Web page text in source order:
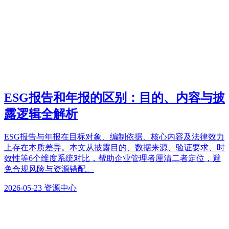
ESG报告和年报的区别：目的、内容与披
露逻辑全解析
ESG报告与年报在目标对象、编制依据、核心内容及法律效力
上存在本质差异。本文从披露目的、数据来源、验证要求、时
效性等6个维度系统对比，帮助企业管理者厘清二者定位，避
免合规风险与资源错配。
2026-05-23 资源中心